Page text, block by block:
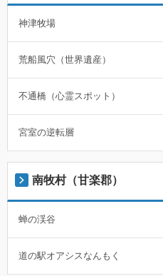
神津牧場
荒船風穴（世界遺産）
不通橋（心霊スポット）
宮室の逆転層
南牧村（甘楽郡）
蝉の渓谷
道の駅オアシスなんもく